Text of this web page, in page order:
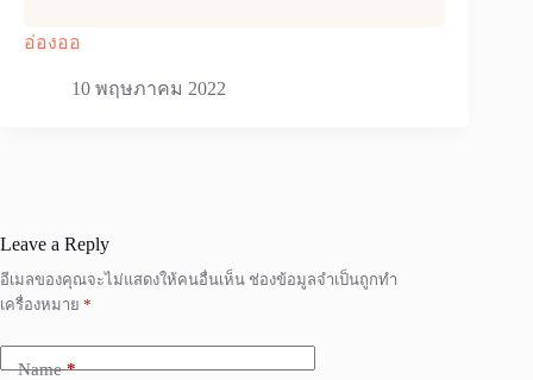
อ่องออ
10 พฤษภาคม 2022
Leave a Reply
อีเมลของคุณจะไม่แสดงให้คนอื่นเห็น ช่องข้อมูลจำเป็นถูกทำ
เครื่องหมาย *
Name*